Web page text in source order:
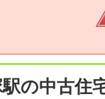
の中古住